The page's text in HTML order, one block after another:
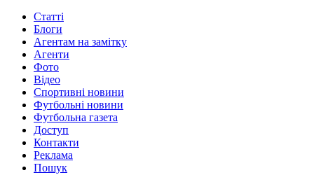
Статті
Блоги
Агентам на замітку
Агенти
Фото
Відео
Спортивні новини
Футбольні новини
Футбольна газета
Доступ
Контакти
Реклама
Пошук